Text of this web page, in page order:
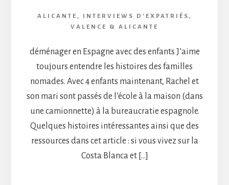
ALICANTE , INTERVIEWS D'EXPATRIÉS ,
VALENCE & ALICANTE
déménager en Espagne avec des enfants J’aime
toujours entendre les histoires des familles
nomades. Avec 4 enfants maintenant, Rachel et
son mari sont passés de l’école à la maison (dans
une camionnette) à la bureaucratie espagnole.
Quelques histoires intéressantes ainsi que des
ressources dans cet article : si vous vivez sur la
Costa Blanca et […]